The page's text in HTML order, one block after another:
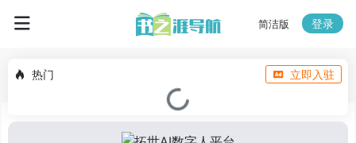
简洁版 登录
热门 立即入驻